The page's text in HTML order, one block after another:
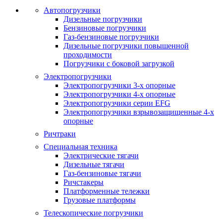
Автопогрузчики
Дизельные погрузчики
Бензиновые погрузчики
Газ-бензиновые погрузчики
Дизельные погрузчики повышенной
проходимости
Погрузчики с боковой загрузкой
Электропогрузчики
Электропогрузчики 3-х опорные
Электропогрузчики 4-х опорные
Электропогрузчики серии EFG
Электропогрузчики взрывозащищенные 4-х
опорные
Ричтраки
Специальная техника
Электрические тягачи
Дизельные тягачи
Газ-бензиновые тягачи
Ричстакеры
Платформенные тележки
Грузовые платформы
Телескопические погрузчики